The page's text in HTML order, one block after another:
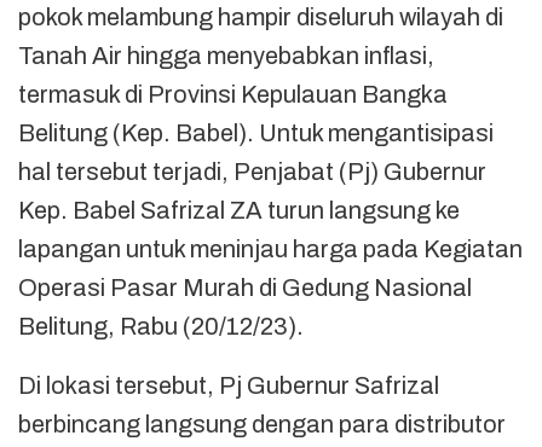
pokok melambung hampir diseluruh wilayah di
Tanah Air hingga menyebabkan inflasi,
termasuk di Provinsi Kepulauan Bangka
Belitung (Kep. Babel). Untuk mengantisipasi
hal tersebut terjadi, Penjabat (Pj) Gubernur
Kep. Babel Safrizal ZA turun langsung ke
lapangan untuk meninjau harga pada Kegiatan
Operasi Pasar Murah di Gedung Nasional
Belitung, Rabu (20/12/23).
Di lokasi tersebut, Pj Gubernur Safrizal
berbincang langsung dengan para distributor